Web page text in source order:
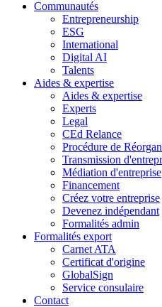
Communautés
Entrepreneurship
ESG
International
Digital AI
Talents
Aides & expertise
Aides & expertise
Experts
Legal
CEd Relance
Procédure de
Transmission
Médiation d'entreprise
Financement
Créez votre entreprise
Devenez indépendant
Formalités admin
Formalités export
Carnet ATA
Certificat d'origine
GlobalSign
Service consulaire
Contact